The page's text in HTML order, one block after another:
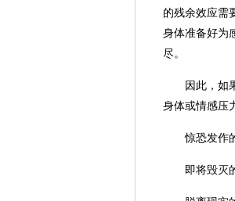
的残余效应需
身体准备好为
尽。
因此，如
身体或情感压
惊恐发作
即将毁灭